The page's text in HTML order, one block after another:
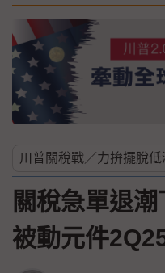
關稅急單退
被動元件